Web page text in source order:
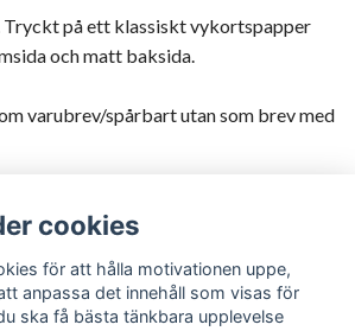
Tryckt på ett klassiskt vykortspapper
och matt baksida.
varubrev/spårbart utan som brev med
cookies
för att hålla motivationen uppe,
anpassa det innehåll som visas för
ska få bästa tänkbara upplevelse